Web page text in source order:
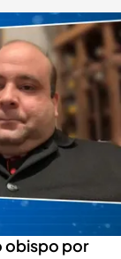
monjas de
de
por un
obispo por